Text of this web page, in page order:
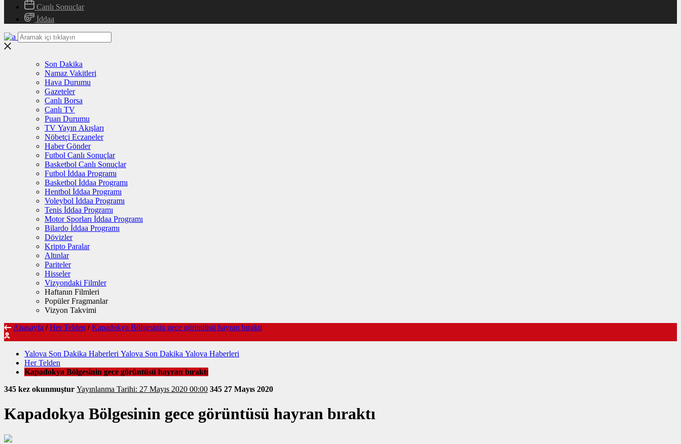
Canlı Sonuçlar
İddaa
Son Dakika
Namaz Vakitleri
Hava Durumu
Gazeteler
Canlı Borsa
Canlı TV
Puan Durumu
TV Yayın Akışları
Nöbetçi Eczaneler
Haber Gönder
Futbol Canlı Sonuçlar
Basketbol Canlı Sonuçlar
Futbol İddaa Programı
Basketbol İddaa Programı
Hentbol İddaa Programı
Voleybol İddaa Programı
Tenis İddaa Programı
Motor Sporları İddaa Programı
Bilardo İddaa Programı
Dövizler
Kripto Paralar
Altınlar
Pariteler
Hisseler
Vizyondaki Filmler
Haftanın Filmleri
Popüler Fragmanlar
Vizyon Takvimi
Anasayfa / Her Telden / Kapadokya Bölgesinin gece görüntüsü hayran bıraktı
Yalova Son Dakika Haberleri Yalova Son Dakika Yalova Haberleri
Her Telden
Kapadokya Bölgesinin gece görüntüsü hayran bıraktı
345 kez okunmuştur
Yayınlanma Tarihi: 27 Mayıs 2020 00:00 345 27 Mayıs 2020
Kapadokya Bölgesinin gece görüntüsü hayran bıraktı